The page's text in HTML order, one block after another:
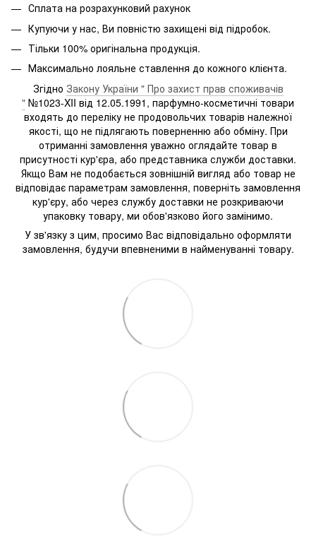
Сплата на розрахунковий рахунок
Купуючи у нас, Ви повністю захищені від підробок.
Тільки 100% оригінальна продукція.
Максимально лояльне ставлення до кожного клієнта.
Згідно Закону України " Про захист прав споживачів
" №1023-XII від 12.05.1991, парфумно-косметичні товари
входять до переліку не продовольчих товарів належної
якості, що не підлягають поверненню або обміну. При
отриманні замовлення уважно оглядайте товар в
присутності кур'єра, або представника служби доставки.
Якщо Вам не подобається зовнішній вигляд або товар не
відповідає параметрам замовлення, поверніть замовлення
кур'єру, або через службу доставки не розкриваючи
упаковку товару, ми обов'язково його замінимо.
У зв'язку з цим, просимо Вас відповідально оформляти
замовлення, будучи впевненими в найменуванні товару.